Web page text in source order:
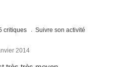
critiques Suivre son activité
2014